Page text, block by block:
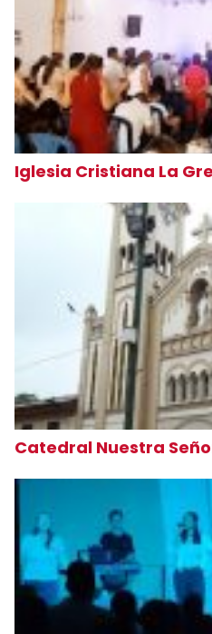
Iglesia Cristiana La
Catedral Nuestra